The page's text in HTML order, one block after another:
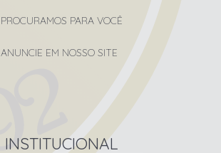
PROCURAMOS PARA VOCÊ
ANUNCIE EM NOSSO SITE
INSTITUCIONAL